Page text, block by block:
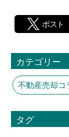
カテゴリー
不動産売却コ
タグ